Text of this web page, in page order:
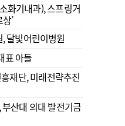
화기내과), 스프링거
’
달빛어린이병원
표 아들
재단, 미래전략추진
산대 의대 발전기금